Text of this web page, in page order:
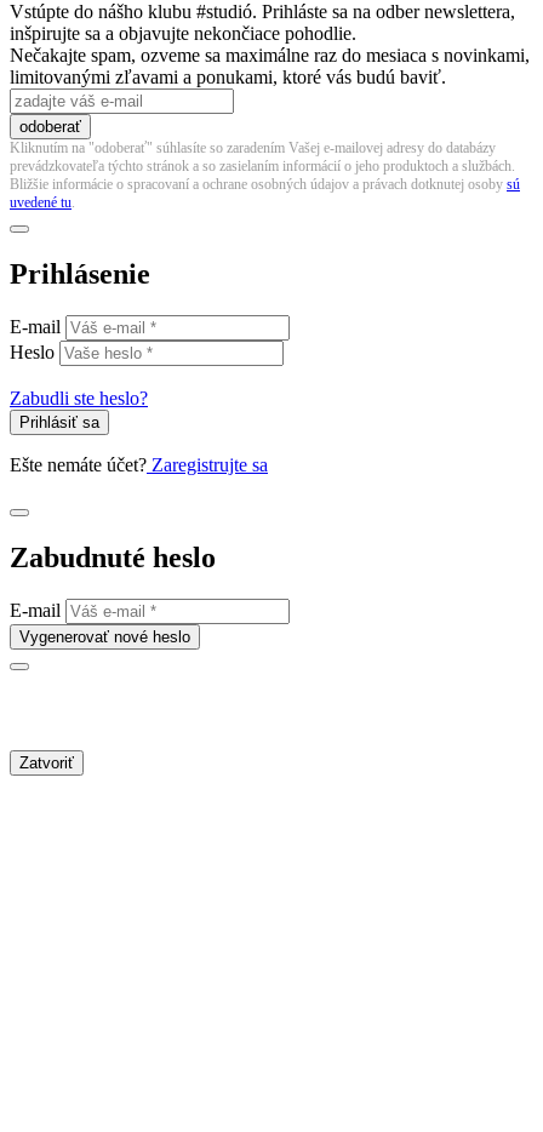
Vstúpte do nášho klubu #studió. Prihláste sa na odber newslettera,
inšpirujte sa a objavujte nekončiace pohodlie.
Nečakajte spam, ozveme sa maximálne raz do mesiaca s novinkami,
limitovanými zľavami a ponukami, ktoré vás budú baviť.
odoberať
Kliknutím na "odoberať" súhlasíte so zaradením Vašej e-mailovej adresy do databázy
prevádzkovateľa týchto stránok a so zasielaním informácií o jeho produktoch a službách.
Bližšie informácie o spracovaní a ochrane osobných údajov a právach dotknutej osoby sú
uvedené tu.
Prihlásenie
E-mail
Heslo
Zabudli ste heslo?
Prihlásiť sa
Ešte nemáte účet? Zaregistrujte sa
Zabudnuté heslo
E-mail
Vygenerovať nové heslo
Zatvoriť